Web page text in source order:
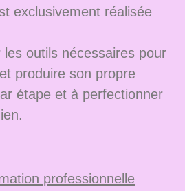
exclusivement réalisée
les outils nécessaires pour
produire son propre
étape et à perfectionner
professionnelle